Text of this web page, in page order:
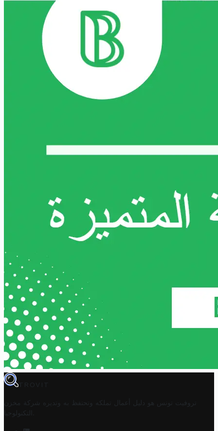
TROVIT
تروفيت تونس هو دليل أعمال تملكه وتحتفظ به وتديره
شركة مخزن
التكنولوجيا